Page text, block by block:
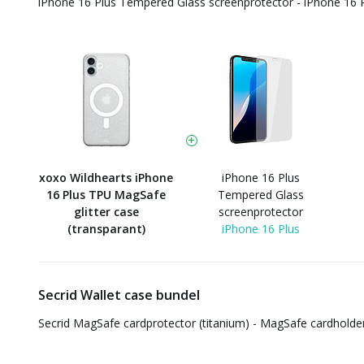
xoxo Wildhearts iPhone
16 Plus TPU MagSafe
glitter case
(transparant)
iPhone 16 Plus
Tempered Glass
screenprotector
iPhone 16 Plus
Secrid Wallet case bundel
Secrid MagSafe cardprotector (titanium) - MagSafe